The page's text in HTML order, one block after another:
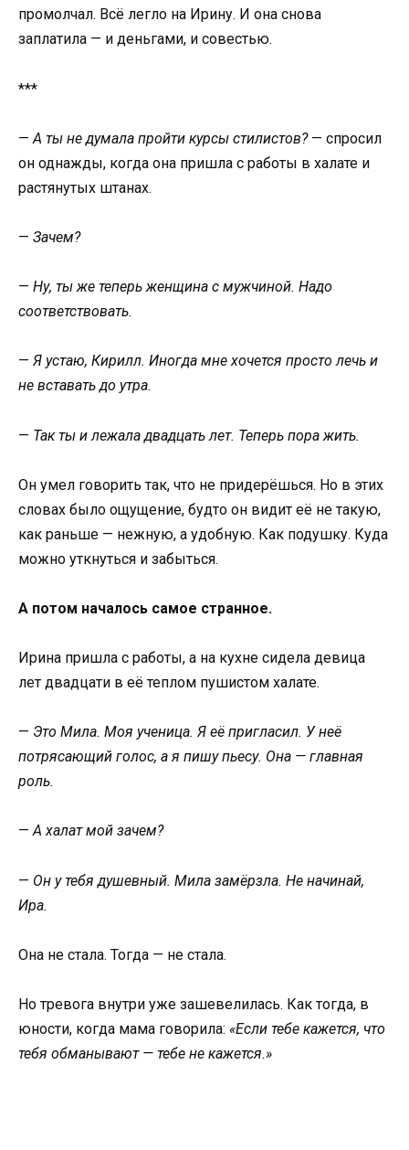
промолчал. Всё легло на Ирину. И она снова
заплатила — и деньгами, и совестью.
***
— А ты не думала пройти курсы стилистов?— спросил
он однажды, когда она пришла с работы в халате и
растянутых штанах.
— Зачем?
— Ну, ты же теперь женщина с мужчиной. Надо
соответствовать.
— Я устаю, Кирилл. Иногда мне хочется просто лечь и
не вставать до утра.
— Так ты и лежала двадцать лет. Теперь пора жить.
Он умел говорить так, что не придерёшься. Но в этих
словах было ощущение, будто он видит её не такую,
как раньше — нежную, а удобную. Как подушку. Куда
можно уткнуться и забыться.
А потом началось самое странное.
Ирина пришла с работы, а на кухне сидела девица
лет двадцати в её теплом пушистом халате.
— Это Мила. Моя ученица. Я её пригласил. У неё
потрясающий голос, а я пишу пьесу. Она — главная
роль.
—А халат мой зачем?
— Он у тебя душевный. Мила замёрзла. Не начинай,
Ира.
Она не стала. Тогда — не стала.
Но тревога внутри уже зашевелилась. Как тогда, в
юности, когда мама говорила: «Если тебе кажется, что
тебя обманывают — тебе не кажется.»